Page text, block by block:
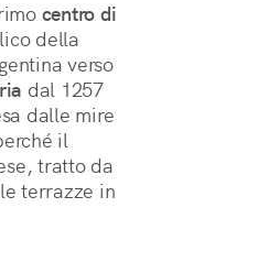
centro di
della
verso
dal 1257
dalle mire
il
tratto da
terrazze in